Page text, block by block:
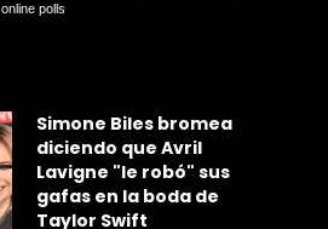
online polls
Simone Biles bromea
diciendo que Avril
Lavigne "le robó" sus
gafas en la boda de
Taylor Swift